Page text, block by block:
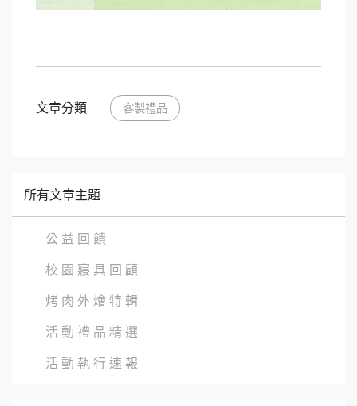
文章分類 客製禮品
所有文章主題
公 益 回 饋
校 園 寢 具 回 顧
烤 肉 外 燴 特 輯
活 動 禮 品 精 選
活 動 執 行 速 報